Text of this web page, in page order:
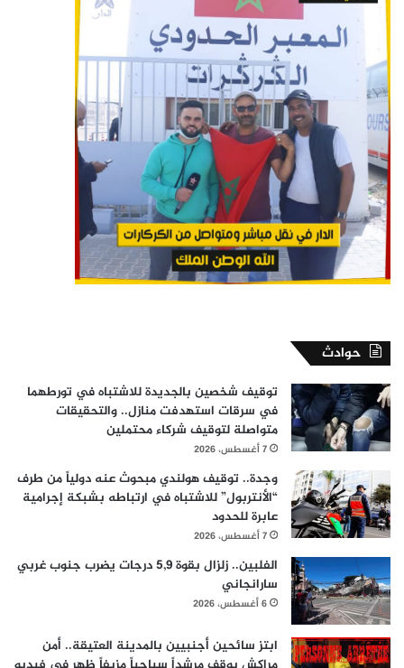
حوادث
توقيف شخصين بالجديدة للاشتباه في تورطهما
في سرقات استهدفت منازل.. والتحقيقات
متواصلة لتوقيف شركاء محتملين
7 أغسطس، 2026
وجدة.. توقيف هولندي مبحوث عنه دولياً من طرف
“الأنتربول” للاشتباه في ارتباطه بشبكة إجرامية
عابرة للحدود
7 أغسطس، 2026
الفلبين.. زلزال بقوة 5,9 درجات يضرب جنوب غربي
سارانجاني
6 أغسطس، 2026
ابتز سائحين أجنبيين بالمدينة العتيقة.. أمن